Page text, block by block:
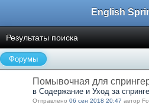
Результаты поиска
Форумы
Помывочная для
в Содержание и Уход за
Отправлено 06 сен 2018 20:47 автор